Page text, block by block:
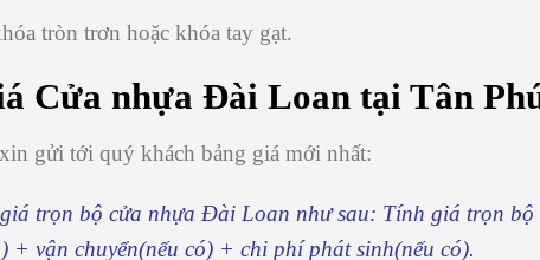
tròn trơn hoặc khóa tay gạt.
Cửa nhựa Đài Loan tại Tân
gửi tới quý khách bảng giá mới nhất:
trọn bộ cửa nhựa Đài Loan như sau: Tính giá trọn
+ vận chuyển(nếu có) + chi phí phát sinh(nếu có).